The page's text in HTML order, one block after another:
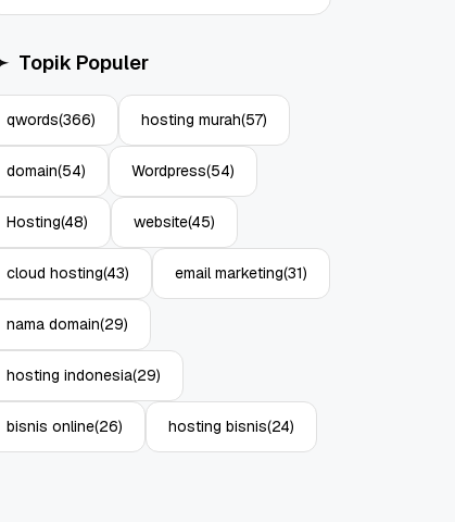
4
Topik Populer
qwords(366) hosting murah(57)
domain(54) Wordpress(54)
Hosting(48) website(45)
cloud hosting(43) email marketing(31)
nama domain(29)
hosting indonesia(29)
bisnis online(26) hosting bisnis(24)